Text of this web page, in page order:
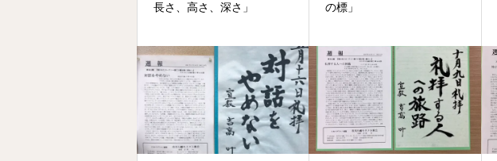
長さ、高さ、深さ」
の標」